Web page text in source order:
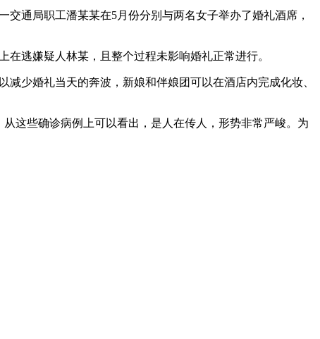
通局职工潘某某在5月份分别与两名女子举办了婚礼酒席，
逃嫌疑人林某，且整个过程未影响婚礼正常进行。
少婚礼当天的奔波，新娘和伴娘团可以在酒店内完成化妆、
这些确诊病例上可以看出，是人在传人，形势非常严峻。为